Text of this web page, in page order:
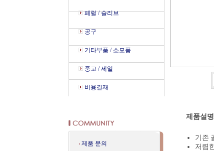
페럴 / 슬리브
공구
기타부품 / 소모품
중고 / 세일
비용결재
제품 문의
제품설
기존
저렴